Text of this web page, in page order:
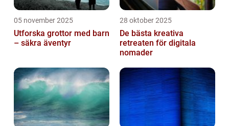
05 november 2025
Utforska grottor med barn
– säkra äventyr
28 oktober 2025
De bästa kreativa
retreaten för digitala
nomader